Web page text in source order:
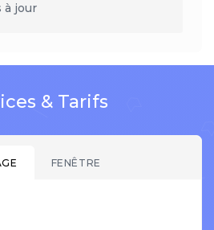
à jour
& Tarifs
FENÊTRE